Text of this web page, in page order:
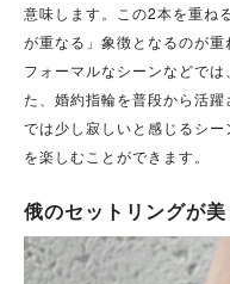
意味します。この2本を重ね
が重なる」象徴となるのが重
フォーマルなシーンなどで
た、婚約指輪を普段から活
では少し寂しいと感じるシ
を楽しむことができます。
俄のセットリングが